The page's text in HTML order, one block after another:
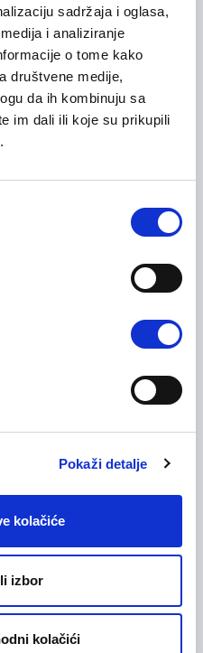
sadržaja i oglasa,
i analiziranje
o tome kako
društvene medije,
da ih kombinuju sa
im dali ili koje su prikupili
Pokaži detalje
kolačiće
izbor
kolačići
06/08/2026
03/08/2026
–